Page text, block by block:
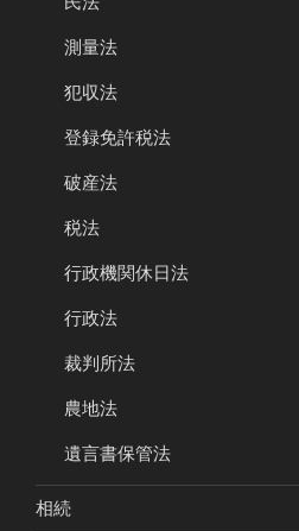
測量法
犯収法
登録免許税法
破産法
税法
行政機関休日法
行政法
裁判所法
農地法
遺言書保管法
相続